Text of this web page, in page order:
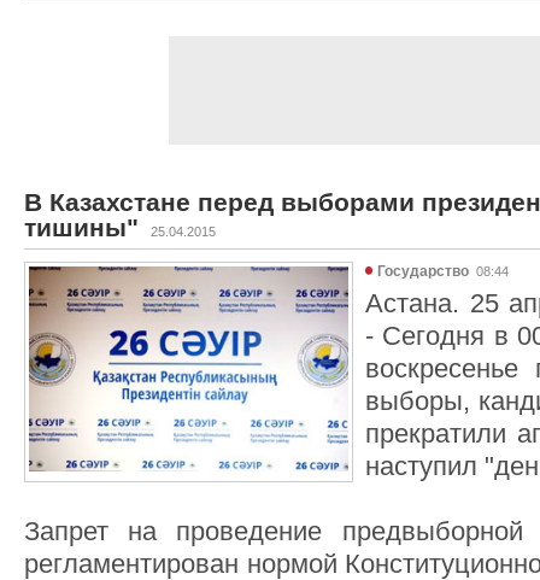
В Казахстане перед выборами
тишины"
25.04.2015
Государство 08:44
Астана. 25
- Сегодня в
воскресенье
выборы,
прекратили
наступил
Запрет на проведение предвыборной
регламентирован нормой